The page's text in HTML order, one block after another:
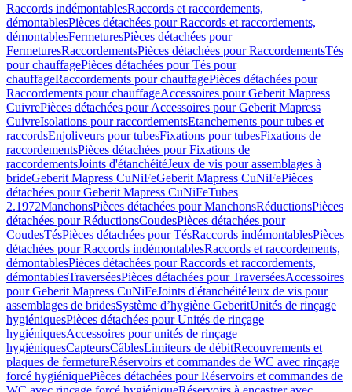
Raccords indémontablesRaccords et raccordements,
démontablesPièces détachées pour Raccords et raccordements,
démontablesFermeturesPièces détachées pour
FermeturesRaccordementsPièces détachées pour RaccordementsTés
pour chauffagePièces détachées pour Tés pour
chauffageRaccordements pour chauffagePièces détachées pour
Raccordements pour chauffageAccessoires pour Geberit Mapress
CuivrePièces détachées pour Accessoires pour Geberit Mapress
CuivreIsolations pour raccordementsEtanchements pour tubes et
raccordsEnjoliveurs pour tubesFixations pour tubesFixations de
raccordementsPièces détachées pour Fixations de
raccordementsJoints d'étanchéitéJeux de vis pour assemblages à
brideGeberit Mapress CuNiFeGeberit Mapress CuNiFePièces
détachées pour Geberit Mapress CuNiFeTubes
2.1972ManchonsPièces détachées pour ManchonsRéductionsPièces
détachées pour RéductionsCoudesPièces détachées pour
CoudesTésPièces détachées pour TésRaccords indémontablesPièces
détachées pour Raccords indémontablesRaccords et raccordements,
démontablesPièces détachées pour Raccords et raccordements,
démontablesTraverséesPièces détachées pour TraverséesAccessoires
pour Geberit Mapress CuNiFeJoints d'étanchéitéJeux de vis pour
assemblages de bridesSystème d’hygiène GeberitUnités de rinçage
hygiéniquesPièces détachées pour Unités de rinçage
hygiéniquesAccessoires pour unités de rinçage
hygiéniquesCapteursCâblesLimiteurs de débitRecouvrements et
plaques de fermetureRéservoirs et commandes de WC avec rinçage
forcé hygiéniquePièces détachées pour Réservoirs et commandes de